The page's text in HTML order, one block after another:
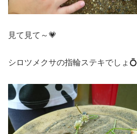
見て見て～💗
シロツメクサの指輪ステキでしょ💍